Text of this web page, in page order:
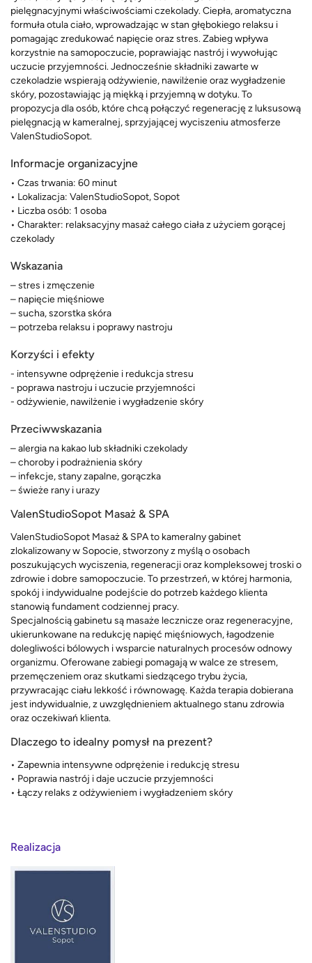
pielęgnacyjnymi właściwościami czekolady. Ciepła, aromatyczna
formuła otula ciało, wprowadzając w stan głębokiego relaksu i
pomagając zredukować napięcie oraz stres. Zabieg wpływa
korzystnie na samopoczucie, poprawiając nastrój i wywołując
uczucie przyjemności. Jednocześnie składniki zawarte w
czekoladzie wspierają odżywienie, nawilżenie oraz wygładzenie
skóry, pozostawiając ją miękką i przyjemną w dotyku. To
propozycja dla osób, które chcą połączyć regenerację z luksusową
pielęgnacją w kameralnej, sprzyjającej wyciszeniu atmosferze
ValenStudioSopot.
Informacje organizacyjne
• Czas trwania: 60 minut
• Lokalizacja: ValenStudioSopot, Sopot
• Liczba osób: 1 osoba
• Charakter: relaksacyjny masaż całego ciała z użyciem gorącej
czekolady
Wskazania
– stres i zmęczenie
– napięcie mięśniowe
– sucha, szorstka skóra
– potrzeba relaksu i poprawy nastroju
Korzyści i efekty
- intensywne odprężenie i redukcja stresu
- poprawa nastroju i uczucie przyjemności
- odżywienie, nawilżenie i wygładzenie skóry
Przeciwwskazania
– alergia na kakao lub składniki czekolady
– choroby i podrażnienia skóry
– infekcje, stany zapalne, gorączka
– świeże rany i urazy
ValenStudioSopot Masaż & SPA
ValenStudioSopot Masaż & SPA to kameralny gabinet
zlokalizowany w Sopocie, stworzony z myślą o osobach
poszukujących wyciszenia, regeneracji oraz kompleksowej troski o
zdrowie i dobre samopoczucie. To przestrzeń, w której harmonia,
spokój i indywidualne podejście do potrzeb każdego klienta
stanowią fundament codziennej pracy.
Specjalnością gabinetu są masaże lecznicze oraz regeneracyjne,
ukierunkowane na redukcję napięć mięśniowych, łagodzenie
dolegliwości bólowych i wsparcie naturalnych procesów odnowy
organizmu. Oferowane zabiegi pomagają w walce ze stresem,
przemęczeniem oraz skutkami siedzącego trybu życia,
przywracając ciału lekkość i równowagę. Każda terapia dobierana
jest indywidualnie, z uwzględnieniem aktualnego stanu zdrowia
oraz oczekiwań klienta.
Dlaczego to idealny pomysł na prezent?
• Zapewnia intensywne odprężenie i redukcję stresu
• Poprawia nastrój i daje uczucie przyjemności
• Łączy relaks z odżywieniem i wygładzeniem skóry
Realizacja